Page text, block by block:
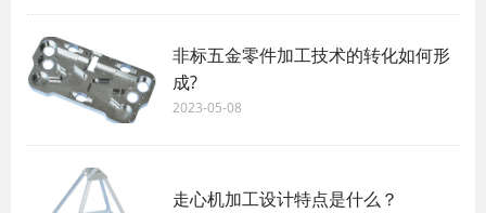
非标五金零件加工技术的转化如何形
成?
2023-05-08
走心机加工设计特点是什么？